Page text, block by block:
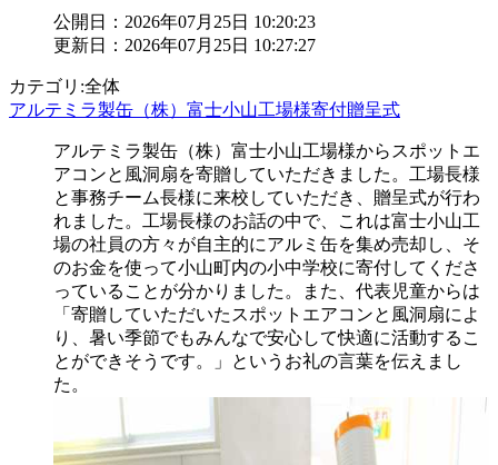
公開日：2026年07月25日 10:20:23
更新日：2026年07月25日 10:27:27
カテゴリ:全体
アルテミラ製缶（株）富士小山工場様寄付贈呈式
アルテミラ製缶（株）富士小山工場様からスポットエ
アコンと風洞扇を寄贈していただきました。工場長様
と事務チーム長様に来校していただき、贈呈式が行わ
れました。工場長様のお話の中で、これは富士小山工
場の社員の方々が自主的にアルミ缶を集め売却し、そ
のお金を使って小山町内の小中学校に寄付してくださ
っていることが分かりました。また、代表児童からは
「寄贈していただいたスポットエアコンと風洞扇によ
り、暑い季節でもみんなで安心して快適に活動するこ
とができそうです。」というお礼の言葉を伝えまし
た。